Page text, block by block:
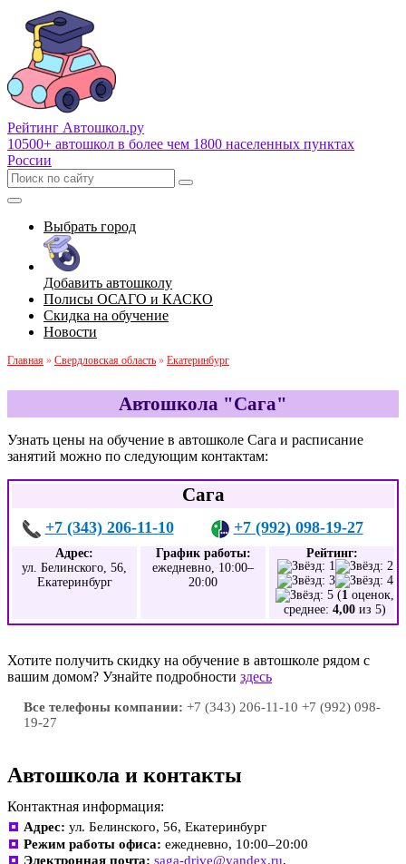
Рейтинг Автошкол.ру
10500+ автошкол в более чем 1800 населенных пунктах
России
Выбрать город
Добавить автошколу
Полисы ОСАГО и КАСКО
Скидка на обучение
Новости
Главная » Свердловская область » Екатеринбург
Автошкола "Сага"
Узнать цены на обучение в автошколе Сага и расписание
занятий можно по следующим контактам:
Сага
+7 (343) 206-11-10 +7 (992) 098-19-27
Адрес:
ул. Белинского, 56,
Екатеринбург
График работы:
ежедневно, 10:00–
20:00
Рейтинг:
(1 оценок,
среднее: 4,00 из 5)
Хотите получить скидку на обучение в автошколе рядом с
вашим домом? Узнайте подробности здесь
Все телефоны компании: +7 (343) 206-11-10 +7 (992) 098-
19-27
Автошкола и контакты
Контактная информация:
Адрес: ул. Белинского, 56, Екатеринбург
Режим работы офиса: ежедневно, 10:00–20:00
Электронная почта: saga-drive@yandex.ru,